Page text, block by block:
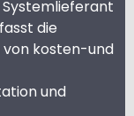
die
kosten-und
und